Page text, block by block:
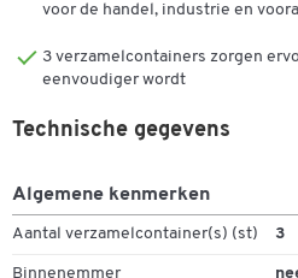
en het totale gewicht is 33 kg.
Meer informatie:
combineerbare opvangbakken
inzamelbak, zowel qua kleur
optimale scheiding van
Elke inzamelbak heeft een
voor de handel, industrie en
3 verzamelcontainers zorgen
eenvoudiger wordt
Technische gegevens
Algemene kenmerken
Aantal verzamelcontainer(s) (st) 3
Binnenemmer